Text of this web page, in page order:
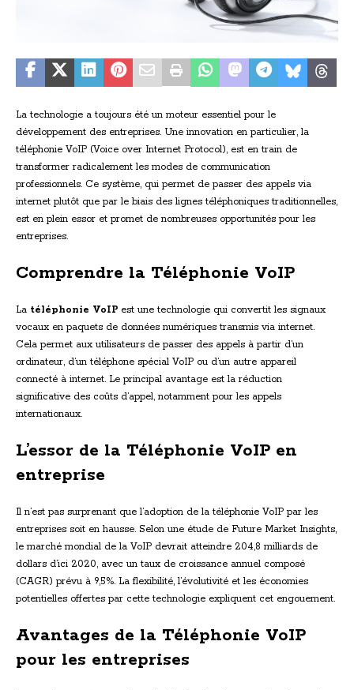
La technologie a toujours été un moteur essentiel pour le
développement des entreprises. Une innovation en particulier, la
téléphonie VoIP (Voice over Internet Protocol), est en train de
transformer radicalement les modes de communication
professionnels. Ce système, qui permet de passer des appels via
internet plutôt que par le biais des lignes téléphoniques traditionnelles,
est en plein essor et promet de nombreuses opportunités pour les
entreprises.
Comprendre la Téléphonie VoIP
La téléphonie VoIP est une technologie qui convertit les signaux
vocaux en paquets de données numériques transmis via internet.
Cela permet aux utilisateurs de passer des appels à partir d’un
ordinateur, d’un téléphone spécial VoIP ou d’un autre appareil
connecté à internet. Le principal avantage est la réduction
significative des coûts d’appel, notamment pour les appels
internationaux.
L’essor de la Téléphonie VoIP en
entreprise
Il n’est pas surprenant que l’adoption de la téléphonie VoIP par les
entreprises soit en hausse. Selon une étude de Future Market Insights,
le marché mondial de la VoIP devrait atteindre 204,8 milliards de
dollars d’ici 2020, avec un taux de croissance annuel composé
(CAGR) prévu à 9,5%. La flexibilité, l’évolutivité et les économies
potentielles offertes par cette technologie expliquent cet engouement.
Avantages de la Téléphonie VoIP
pour les entreprises